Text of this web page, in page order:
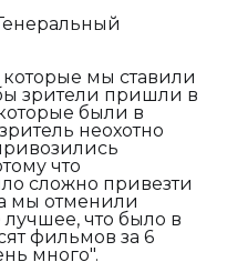
мы ставили
зрители пришли в
были в
неохотно
что
сложно привезти
мы отменили
что было в
фильмов за 6
много".